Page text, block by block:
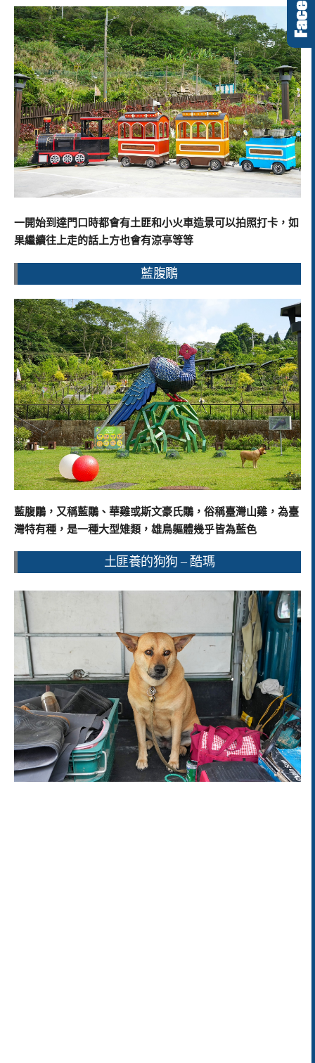
一開始到達門口時都會有土匪和小火車造景可以拍照打卡，如
果繼續往上走的話上方也會有涼亭等等
藍腹鷳
藍腹鷳，又稱藍鷴、華雞或斯文豪氏鷴，俗稱臺灣山雞，為臺
灣特有種，是一種大型雉類，雄鳥軀體幾乎皆為藍色
土匪養的狗狗 – 酷瑪